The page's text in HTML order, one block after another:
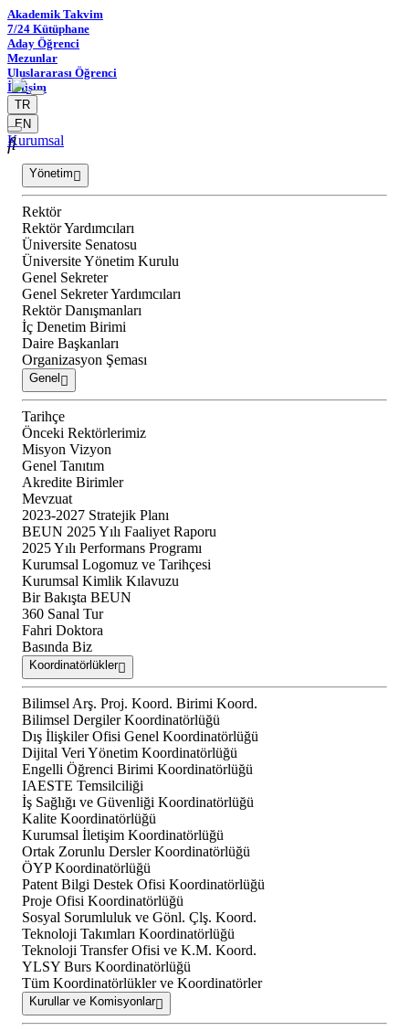
Akademik Takvim
7/24 Kütüphane
Aday Öğrenci
Mezunlar
Uluslararası Öğrenci
İletişim
TR
EN
Kurumsal
Yönetim
Rektör
Rektör Yardımcıları
Üniversite Senatosu
Üniversite Yönetim Kurulu
Genel Sekreter
Genel Sekreter Yardımcıları
Rektör Danışmanları
İç Denetim Birimi
Daire Başkanları
Organizasyon Şeması
Genel
Tarihçe
Önceki Rektörlerimiz
Misyon Vizyon
Genel Tanıtım
Akredite Birimler
Mevzuat
2023-2027 Stratejik Planı
BEUN 2025 Yılı Faaliyet Raporu
2025 Yılı Performans Programı
Kurumsal Logomuz ve Tarihçesi
Kurumsal Kimlik Kılavuzu
Bir Bakışta BEUN
360 Sanal Tur
Fahri Doktora
Basında Biz
Koordinatörlükler
Bilimsel Arş. Proj. Koord. Birimi Koord.
Bilimsel Dergiler Koordinatörlüğü
Dış İlişkiler Ofisi Genel Koordinatörlüğü
Dijital Veri Yönetim Koordinatörlüğü
Engelli Öğrenci Birimi Koordinatörlüğü
IAESTE Temsilciliği
İş Sağlığı ve Güvenliği Koordinatörlüğü
Kalite Koordinatörlüğü
Kurumsal İletişim Koordinatörlüğü
Ortak Zorunlu Dersler Koordinatörlüğü
ÖYP Koordinatörlüğü
Patent Bilgi Destek Ofisi Koordinatörlüğü
Proje Ofisi Koordinatörlüğü
Sosyal Sorumluluk ve Gönl. Çlş. Koord.
Teknoloji Takımları Koordinatörlüğü
Teknoloji Transfer Ofisi ve K.M. Koord.
YLSY Burs Koordinatörlüğü
Tüm Koordinatörlükler ve Koordinatörler
Kurullar ve Komisyonlar